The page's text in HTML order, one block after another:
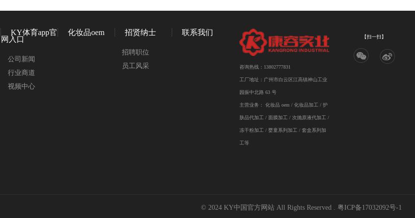
【扫一扫】
咨询热线：13802777831
工厂地址：广州市白云区江高镇神山工业
园振中北路 63 号
主营业务：化妆品 oem /化妆品加工 / 护
肤品代加工 / 面膜加工 / 次抛原液代加工 /
冻干粉加工 / 婴童系列加工 / 套盒系列加
工等
KY体育app官
网入口
公司新闻
行业商道
视频中心
化妆品oem 招贤纳士
招聘职位
员工风采
联系我们
© 2024 KY中国官方网站 All Rights Reserved .粤ICP备17032092号-1